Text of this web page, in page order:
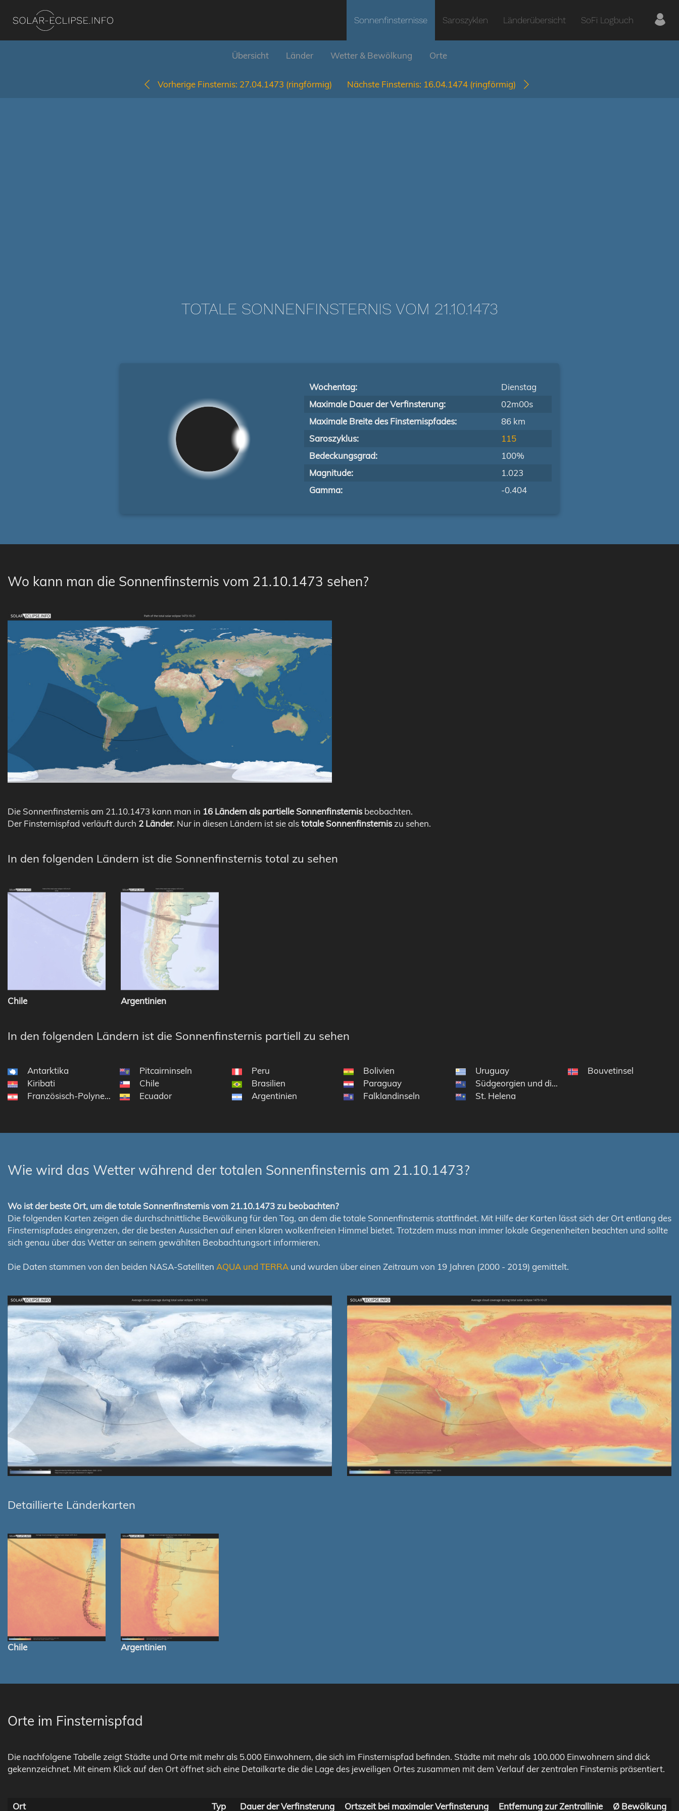
Sonnenfinsternisse Saroszyklen Länderübersicht SoFi Logbuch
Übersicht Länder Wetter & Bewölkung Orte
Vorherige Finsternis: 27.04.1473 (ringförmig) Nächste Finsternis: 16.04.1474 (ringförmig)
TOTALE SONNENFINSTERNIS VOM 21.10.1473
Wochentag:
Dienstag
Maximale Dauer der Verfinsterung:
02m00s
Maximale Breite des Finsternispfades:
86 km
Saroszyklus:
115
Bedeckungsgrad:
100%
Magnitude:
1.023
Gamma:
-0.404
Wo kann man die Sonnenfinsternis vom 21.10.1473 sehen?
Die Sonnenfinsternis am 21.10.1473 kann man in 16 Ländern als partielle Sonnenfinsternisbeobachten.
Der Finsternispfad verläuft durch 2 Länder. Nur in diesen Ländern ist sie alstotale Sonnenfinsterniszu sehen.
In den folgenden Ländern ist die Sonnenfinsternis total zu sehen
Chile Argentinien
In den folgenden Ländern ist die Sonnenfinsternis partiell zu sehen
Antarktika
Kiribati
Französisch-Polynesien
Pitcairninseln
Chile
Ecuador
Peru
Brasilien
Argentinien
Bolivien
Paraguay
Falklandinseln
Uruguay
Südgeorgien und die Südlichen Sandwichinseln
St. Helena
Bouvetinsel
Wie wird das Wetter während der totalen Sonnenfinsternis am 21.10.1473?
Wo ist der beste Ort, um die totale Sonnenfinsternis vom 21.10.1473 zu beobachten?
Die folgenden Karten zeigen die durchschnittliche Bewölkung für den Tag, an dem die totale Sonnenfinsternis stattfindet. Mit Hilfe der Karten lässt sich der Ort entlang des
Finsternispfades eingrenzen, der die besten Aussichen auf einen klaren wolkenfreien Himmel bietet. Trotzdem muss man immer lokale Gegenenheiten beachten und sollte
sich genau über das Wetter an seinem gewählten Beobachtungsort informieren.
Die Daten stammen von den beiden NASA-Satelliten AQUA und TERRA und wurden über einen Zeitraum von 19 Jahren (2000 - 2019) gemittelt.
Detaillierte Länderkarten
Chile Argentinien
Orte im Finsternispfad
Die nachfolgene Tabelle zeigt Städte und Orte mit mehr als 5.000 Einwohnern, die sich im Finsternispfad befinden. Städte mit mehr als 100.000 Einwohnern sind dick
gekennzeichnet. Mit einem Klick auf den Ort öffnet sich eine Detailkarte die die Lage des jeweiligen Ortes zusammen mit dem Verlauf der zentralen Finsternis präsentiert.
Ort Typ Dauer der Verfinsterung Ortszeit bei maximaler Verfinsterung Entfernung zur Zentrallinie Ø Bewölkung